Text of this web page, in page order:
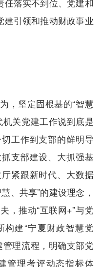
建引领和推动财政事业
，坚定固根基的“智慧
关党建工作说到底是
工作到支部的鲜明导
支部建设、大抓强基
紧跟新时代、大数据
、共享”的建设理念，
，推动“互联网+”与党
构建“宁夏财政智慧党
理流程，明确支部党
管理考评动态指标体